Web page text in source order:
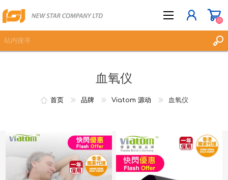
(0)
血氧仪
首页 品牌 Viatom 源动 血氧仪